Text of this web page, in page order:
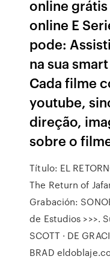
online
online E
pode:
na sua
Cada filme
youtube,
direção,
sobre o
Título: EL
The Return of
Grabación:
de Estudios >>>.
SCOTT · DE
BRAD